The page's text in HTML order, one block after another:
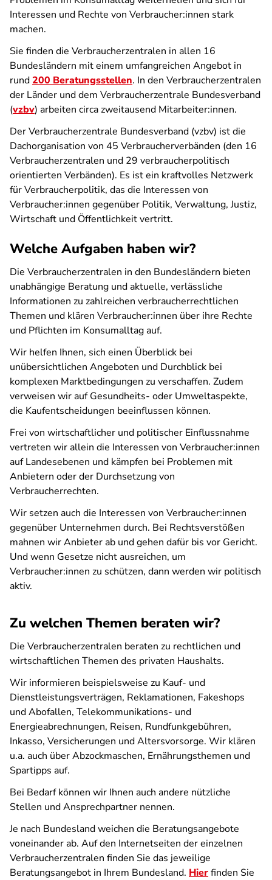
Interessen und Rechte von Verbraucher:innen stark
machen.
Sie finden die Verbraucherzentralen in allen 16
Bundesländern mit einem umfangreichen Angebot in
rund 200 Beratungsstellen. In den Verbraucherzentralen
der Länder und dem Verbraucherzentrale Bundesverband
(vzbv) arbeiten circa zweitausend Mitarbeiter:innen.
Der Verbraucherzentrale Bundesverband (vzbv) ist die
Dachorganisation von 45 Verbraucherverbänden (den 16
Verbraucherzentralen und 29 verbraucherpolitisch
orientierten Verbänden). Es ist ein kraftvolles Netzwerk
für Verbraucherpolitik, das die Interessen von
Verbraucher:innen gegenüber Politik, Verwaltung, Justiz,
Wirtschaft und Öffentlichkeit vertritt.
Welche Aufgaben haben wir?
Die Verbraucherzentralen in den Bundesländern bieten
unabhängige Beratung und aktuelle, verlässliche
Informationen zu zahlreichen verbraucherrechtlichen
Themen und klären Verbraucher:innen über ihre Rechte
und Pflichten im Konsumalltag auf.
Wir helfen Ihnen, sich einen Überblick bei
unübersichtlichen Angeboten und Durchblick bei
komplexen Marktbedingungen zu verschaffen. Zudem
verweisen wir auf Gesundheits- oder Umweltaspekte,
die Kaufentscheidungen beeinflussen können.
Frei von wirtschaftlicher und politischer Einflussnahme
vertreten wir allein die Interessen von Verbraucher:innen
auf Landesebenen und kämpfen bei Problemen mit
Anbietern oder der Durchsetzung von
Verbraucherrechten.
Wir setzen auch die Interessen von Verbraucher:innen
gegenüber Unternehmen durch. Bei Rechtsverstößen
mahnen wir Anbieter ab und gehen dafür bis vor Gericht.
Und wenn Gesetze nicht ausreichen, um
Verbraucher:innen zu schützen, dann werden wir politisch
aktiv.
Zu welchen Themen beraten wir?
Die Verbraucherzentralen beraten zu rechtlichen und
wirtschaftlichen Themen des privaten Haushalts.
Wir informieren beispielsweise zu Kauf- und
Dienstleistungsverträgen, Reklamationen, Fakeshops
und Abofallen, Telekommunikations- und
Energieabrechnungen, Reisen, Rundfunkgebühren,
Inkasso, Versicherungen und Altersvorsorge. Wir klären
u.a. auch über Abzockmaschen, Ernährungsthemen und
Spartipps auf.
Bei Bedarf können wir Ihnen auch andere nützliche
Stellen und Ansprechpartner nennen.
Je nach Bundesland weichen die Beratungsangebote
voneinander ab. Auf den Internetseiten der einzelnen
Verbraucherzentralen finden Sie das jeweilige
Beratungsangebot in Ihrem Bundesland. Hierfinden Sie